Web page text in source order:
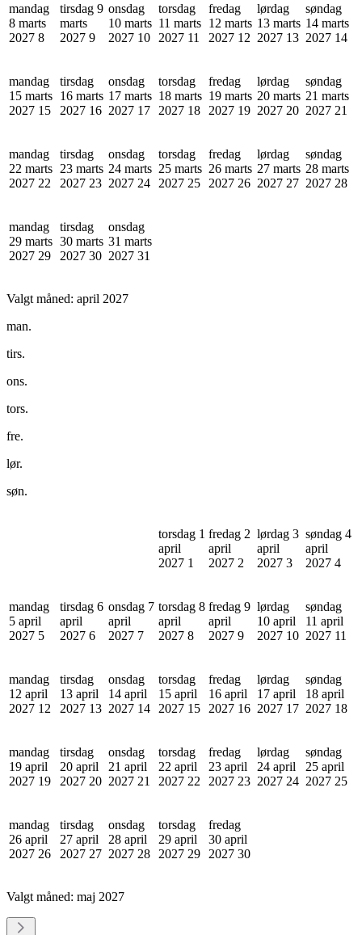
mandag
8 marts
2027 8
tirsdag 9
marts
2027 9
onsdag
10 marts
2027 10
torsdag
11 marts
2027 11
fredag
12 marts
2027 12
lørdag
13 marts
2027 13
søndag
14 marts
2027 14
mandag
15 marts
2027 15
tirsdag
16 marts
2027 16
onsdag
17 marts
2027 17
torsdag
18 marts
2027 18
fredag
19 marts
2027 19
lørdag
20 marts
2027 20
søndag
21 marts
2027 21
mandag
22 marts
2027 22
tirsdag
23 marts
2027 23
onsdag
24 marts
2027 24
torsdag
25 marts
2027 25
fredag
26 marts
2027 26
lørdag
27 marts
2027 27
søndag
28 marts
2027 28
mandag
29 marts
2027 29
tirsdag
30 marts
2027 30
onsdag
31 marts
2027 31
Valgt måned: april 2027
man.
tirs.
ons.
tors.
fre.
lør.
søn.
torsdag 1
april
2027 1
fredag 2
april
2027 2
lørdag 3
april
2027 3
søndag 4
april
2027 4
mandag
5 april
2027 5
tirsdag 6
april
2027 6
onsdag 7
april
2027 7
torsdag 8
april
2027 8
fredag 9
april
2027 9
lørdag
10 april
2027 10
søndag
11 april
2027 11
mandag
12 april
2027 12
tirsdag
13 april
2027 13
onsdag
14 april
2027 14
torsdag
15 april
2027 15
fredag
16 april
2027 16
lørdag
17 april
2027 17
søndag
18 april
2027 18
mandag
19 april
2027 19
tirsdag
20 april
2027 20
onsdag
21 april
2027 21
torsdag
22 april
2027 22
fredag
23 april
2027 23
lørdag
24 april
2027 24
søndag
25 april
2027 25
mandag
26 april
2027 26
tirsdag
27 april
2027 27
onsdag
28 april
2027 28
torsdag
29 april
2027 29
fredag
30 april
2027 30
Valgt måned: maj 2027